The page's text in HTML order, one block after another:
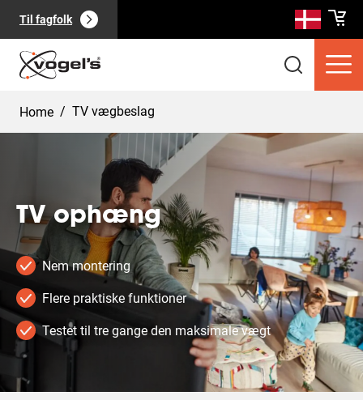
Til fagfolk
Forbrugerprodukter (0): Se alle
Sider(0 ): Se alle
Home / TV vægbeslag
TV ophæng
Nem montering
Flere praktiske funktioner
Testet til tre gange den maksimale vægt